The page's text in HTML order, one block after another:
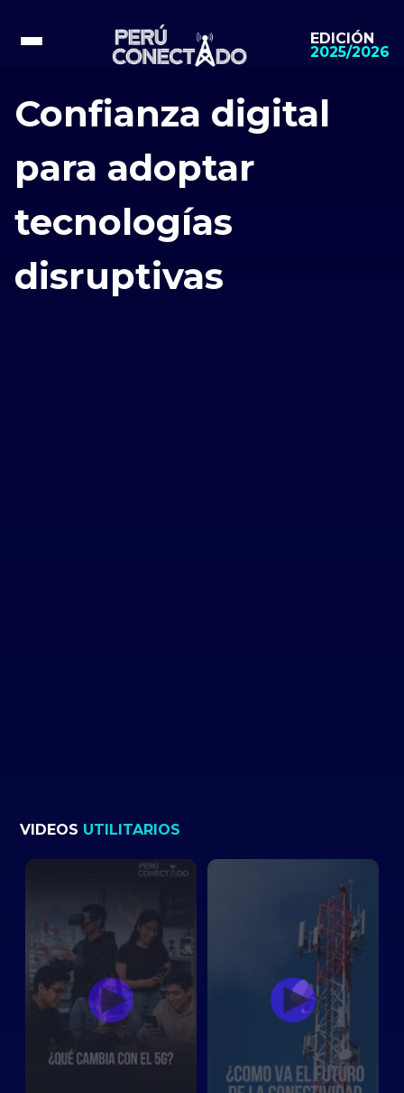
EDICIÓN
2025/2026
Confianza digital
para adoptar
tecnologías
disruptivas
VIDEOS UTILITARIOS